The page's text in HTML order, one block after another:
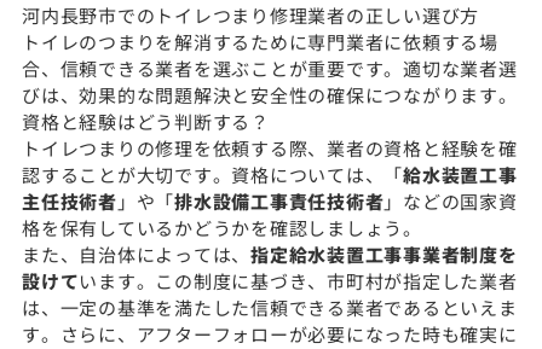
河内長野市でのトイレつまり修理業者の正しい選び方
トイレのつまりを解消するために専門業者に依頼する場
合、信頼できる業者を選ぶことが重要です。適切な業者選
びは、効果的な問題解決と安全性の確保につながります。
資格と経験はどう判断する？
トイレつまりの修理を依頼する際、業者の資格と経験を確
認することが大切です。資格については、「給水装置工事
主任技術者 」や「排水設備工事責任技術者」などの国家資
格を保有しているかどうかを確認しましょう。
また、自治体によっては、 指定給水装置工事事業者制度を
設けています。この制度に基づき、市町村が指定した業者
は、一定の基準を満たした信頼できる業者であるといえま
す。さらに、アフターフォローが必要になった時も確実に